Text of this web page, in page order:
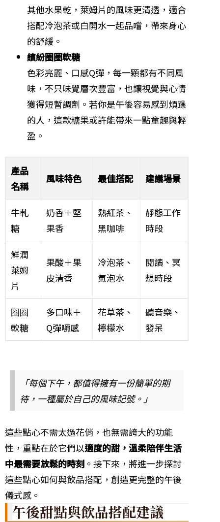
其他水果乾，萊姆片的風味更清透，適合
搭配冷泡茶或白開水一起品嚐，帶來身心
的舒緩。
繽紛圈圈軟糖
色彩亮麗、口感Q彈，每一顆都有不同風
味，不只味覺層次豐富，也讓視覺與心情
獲得短暫調劑。若你是午後容易感到煩躁
的人，這款糖果或許能帶來一點童趣與輕
盈。
產品
名稱
風味特色 最佳搭配 建議場景
牛軋
糖
奶香＋堅
果香
熱紅茶、
黑咖啡
靜態工作
時段
鮮潤
萊姆
片
果酸＋果
皮清香
冷泡茶、
氣泡水
閱讀、冥
想時段
圈圈
軟糖
多口味＋
Q彈嚼感
花草茶、
檸檬水
聽音樂、
發呆
「每個下午，都值得擁有一份簡單的期
待，一種屬於自己的風味記號。」
這些點心不需太過花俏，也無需誇大的功能
性，重點在於它們以適度的甜，溫柔陪伴生活
中最需要放鬆的時刻 。接下來，將進一步探討
這些點心如何與飲品搭配，創造更完整的午後
儀式感。
午後甜點與飲品搭配建議